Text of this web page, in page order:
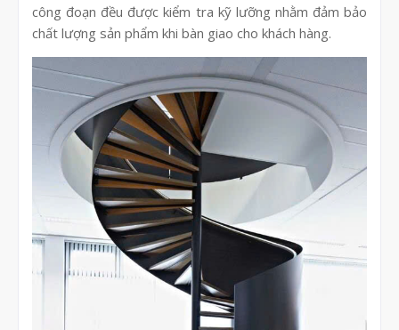
công đoạn đều được kiểm tra kỹ lưỡng nhằm đảm bảo
chất lượng sản phẩm khi bàn giao cho khách hàng.